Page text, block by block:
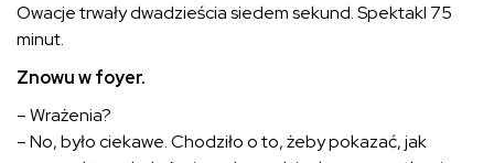
Owacje trwały dwadzieścia siedem sekund. Spektakl 75
minut.
Znowu w foyer.
– Wrażenia?
– No, było ciekawe. Chodziło o to, żeby pokazać, jak